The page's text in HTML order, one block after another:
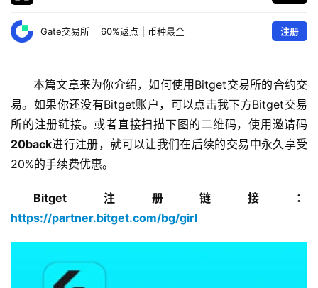
Gate交易所 60%返点 币种最全 注册
本篇文章来为你介绍，如何使用Bitget交易所的合约交
易。如果你还没有Bitget账户，可以点击我下方Bitget交易
所的注册链接。或者直接扫描下图的二维码，使用邀请码
20back进行注册，就可以让我们在后续的交易中永久享受
20%的手续费优惠。
Bitget注册链接：
https://partner.bitget.com/bg/girl